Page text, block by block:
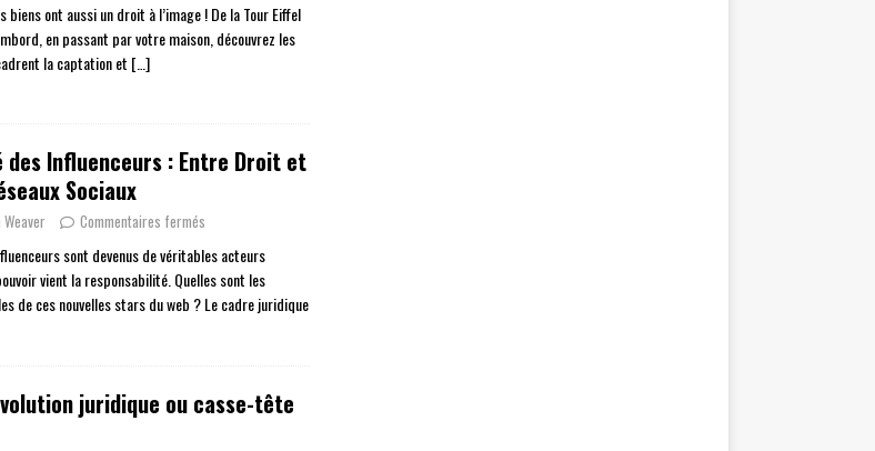
ont aussi un droit à l’image ! De la Tour Eiffel
en passant par votre maison, découvrez les
la captation et […]
des Influenceurs : Entre Droit et
Sociaux
Commentaires fermés
sont devenus de véritables acteurs
vient la responsabilité. Quelles sont les
de ces nouvelles stars du web ? Le cadre juridique
juridique ou casse-tête